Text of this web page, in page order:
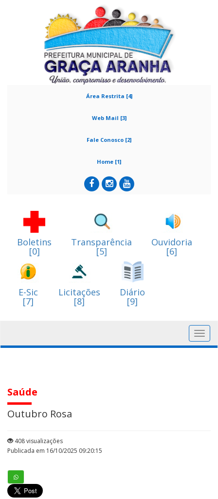
Área Restrita [4]
Web Mail [3]
Fale Conosco [2]
Home [1]
Boletins
[0]
Transparência
[5]
Ouvidoria
[6]
E-Sic
[7]
Licitações
[8]
Diário
[9]
Saúde
Outubro Rosa
408 visualizações
Publicada em 16/10/2025 09:20:15